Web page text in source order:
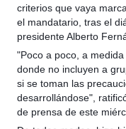
criterios que vaya
el mandatario, tras el
presidente Alberto
"Poco a poco, a
donde no incluyen a
si se toman las
desarrollándose",
de prensa de este